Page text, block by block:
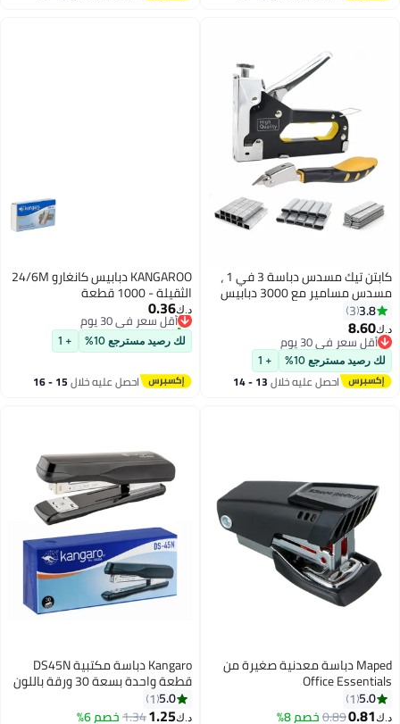
كابتن تيك مسدس دباسة 3 في 1 ،
مسدس مسامير مع 3000 دبابيس
ومزيل دباسة ، دباسة يدوية ،
مجموعة دبابيس شديدة التحمل
للتنجيد ، DIY ، مواد التثبيت ، الديكور ،
النجارة ، الأثاث
3.8
3
د.ك‏8.60
أقل سعر في 30 يوم
أقل سعر في 30 يوم
لك رصيد مسترجع 10% + 1
احصل عليه خلال 13 - 14
KANGAROO دبابيس كانغارو 24/6M
الثقيلة - 1000 قطعة
د.ك‏0.36
أقل سعر في 30 يوم
تم بيع +10 مؤخرًا
أقل سعر في 30 يوم
لك رصيد مسترجع 10% + 1
احصل عليه خلال 15 - 16
Maped دباسة معدنية صغيرة من
Office Essentials
5.0
1
د.ك‏0.81
0.89خصم 8%
Kangaro دباسة مكتبية DS45N
قطعة واحدة بسعة 30 ورقة باللون
الأسود
5.0
1
د.ك‏1.25
1.34خصم 6%